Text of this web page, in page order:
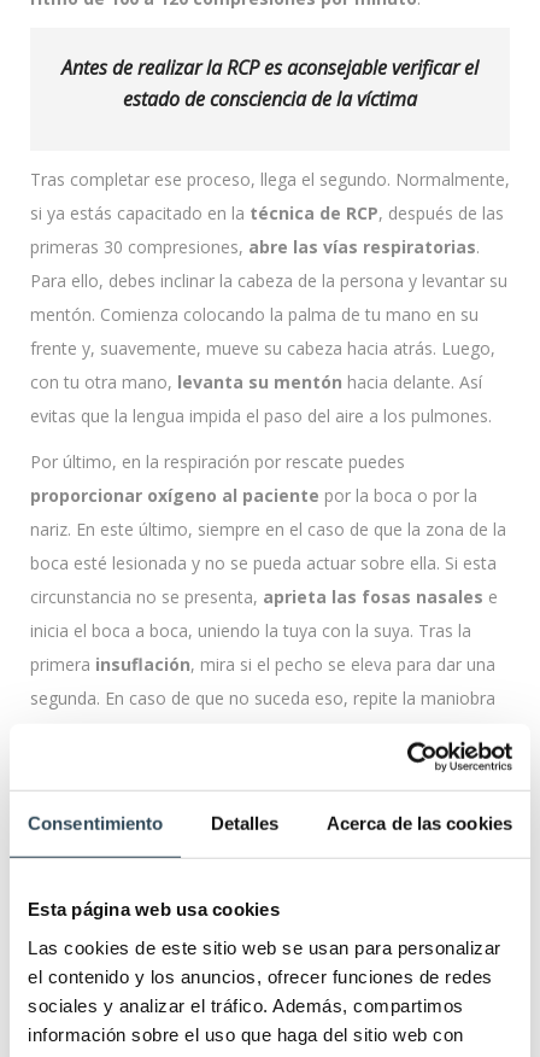
Consentimiento Detalles Acerca de las cookies
Esta página web usa cookies
Las cookies de este sitio web se usan para personalizar
el contenido y los anuncios, ofrecer funciones de redes
sociales y analizar el tráfico. Además, compartimos
información sobre el uso que haga del sitio web con
Antes de realizar la RCP es aconsejable verificar el
estado de consciencia de la víctima
Tras completar ese proceso, llega el segundo. Normalmente,
si ya estás capacitado en la técnica de RCP, después de las
primeras 30 compresiones, abre las vías respiratorias.
Para ello, debes inclinar la cabeza de la persona y levantar su
mentón. Comienza colocando la palma de tu mano en su
frente y, suavemente, mueve su cabeza hacia atrás. Luego,
con tu otra mano, levanta su mentón hacia delante. Así
evitas que la lengua impida el paso del aire a los pulmones.
Por último, en la respiración por rescate puedes
proporcionar oxígeno al paciente por la boca o por la
nariz. En este último, siempre en el caso de que la zona de la
boca esté lesionada y no se pueda actuar sobre ella. Si esta
circunstancia no se presenta, aprieta las fosas nasales e
inicia el boca a boca, uniendo la tuya con la suya. Tras la
primera insuflación, mira si el pecho se eleva para dar una
segunda. En caso de que no suceda eso, repite la maniobra
lo debes
repetir. Es decir,
30 compresiones más dos aportes de
desfibrilador externo automático
instrucciones.
Consideraciones según el tipo de